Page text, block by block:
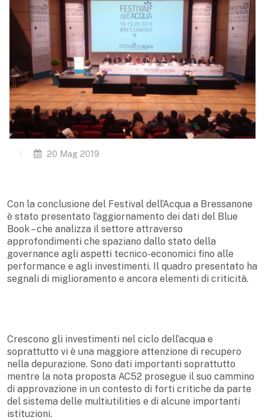
20 Mag 2019
Con la conclusione del Festival dell’Acqua a Bressanone
è stato presentato l’aggiornamento dei dati del Blue
Book – che analizza il settore attraverso
approfondimenti che spaziano dallo stato della
governance agli aspetti tecnico-economici fino alle
performance e agli investimenti. Il quadro presentato ha
segnali di miglioramento e ancora elementi di criticità.
Crescono gli investimenti nel ciclo dell’acqua e
soprattutto vi è una maggiore attenzione di recupero
nella depurazione. Sono dati importanti soprattutto
mentre la nota proposta AC52 prosegue il suo cammino
di approvazione in un contesto di forti critiche da parte
del sistema delle multiutilities e di alcune importanti
istituzioni.